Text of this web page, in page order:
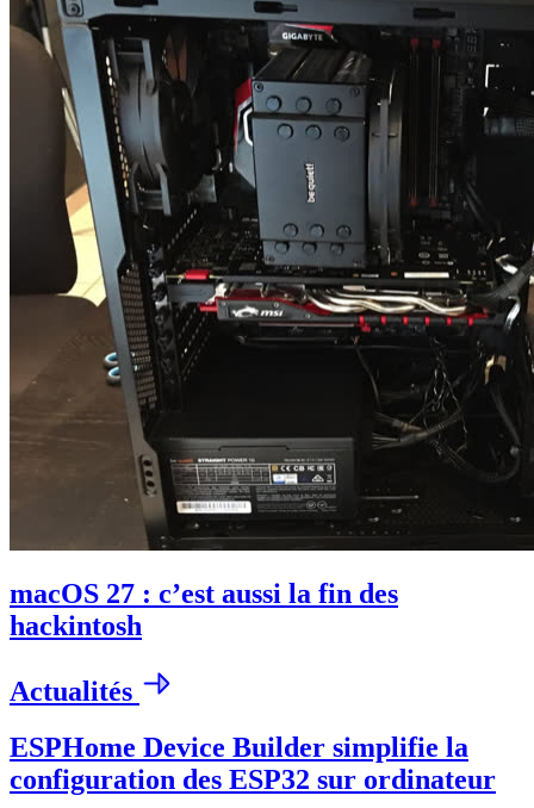
macOS 27 : c’est aussi la fin des
hackintosh
Actualités
ESPHome Device Builder simplifie la
configuration des ESP32 sur ordinateur